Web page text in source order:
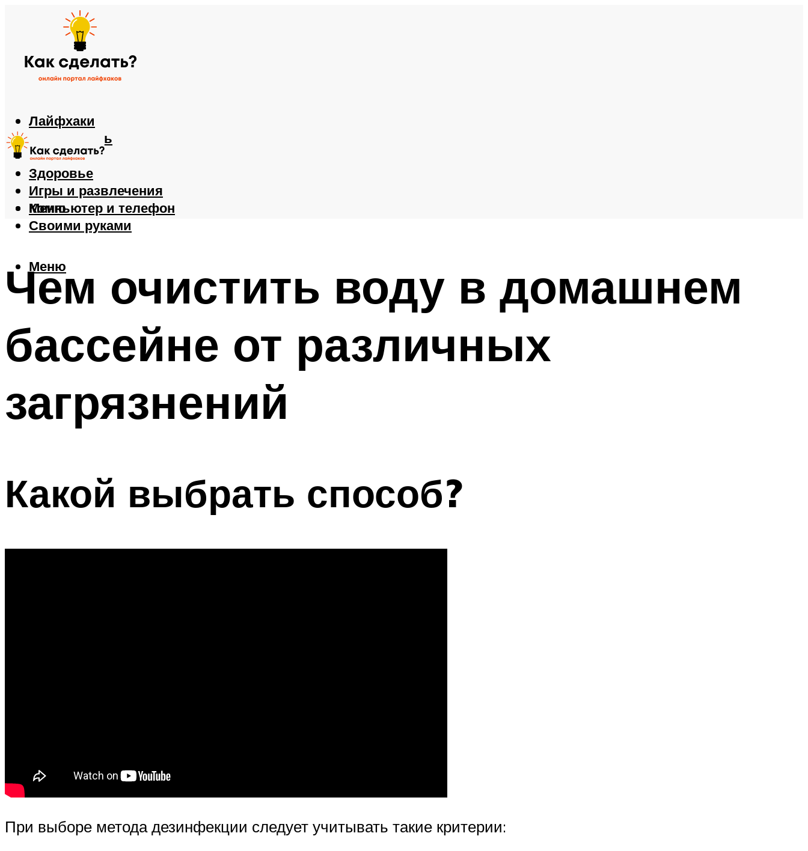
Лайфхаки
Автомобиль
Еда
Здоровье
Игры и развлечения
Компьютер и телефон
Своими руками
Меню
Меню
Чем очистить воду в домашнем
бассейне от различных
загрязнений
Какой выбрать способ?
При выборе метода дезинфекции следует учитывать такие критерии: